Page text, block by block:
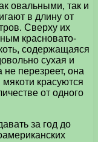
овальными, так и
в длину от
Сверху их
красновато-
содержащаяся
сухая и
не перезреет, она
красуются
от одного
за год до